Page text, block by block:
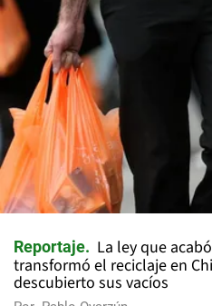
Reportaje
La ley que
transformó el reciclaje en
descubierto sus vacíos